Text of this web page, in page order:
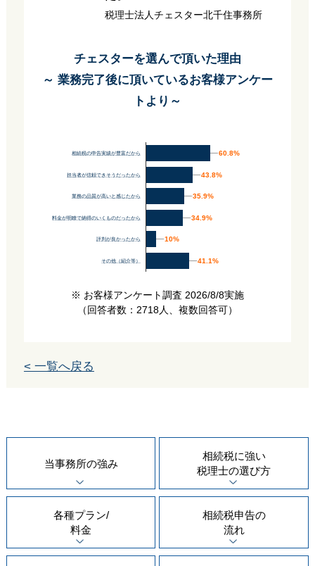
税理士法人チェスター北千住事務所
チェスターを選んで頂いた理由
～ 業務完了後に頂いているお客様アンケー
トより～
相続税の申告実績が豊富だから
担当者が信頼できそうだったから
業務の品質が高いと感じたから
料金が明瞭で納得のいくものだったから
評判が良かったから
その他（紹介等）
60.8%
60.8%
43.8%
43.8%
35.9%
35.9%
34.9%
34.9%
10%
10%
41.1%
41.1%
※ お客様アンケート調査 2026/8/8実施
（回答者数：2718人、複数回答可）
< 一覧へ戻る
当事務所の強み
相続税に強い
税理士の選び方
各種プラン/
料金
相続税申告の
流れ